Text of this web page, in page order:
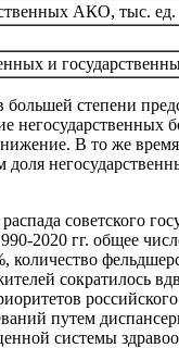
АКО, тыс. ед.
и
степени
В то же
советского
2020 гг. общее
путем
системы